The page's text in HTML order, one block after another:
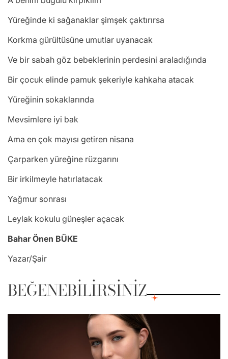
Yüreğinde ki sağanaklar şimşek çaktırırsa
Korkma gürültüsüne umutlar uyanacak
Ve bir sabah göz bebeklerinin perdesini araladığında
Bir çocuk elinde pamuk şekeriyle kahkaha atacak
Yüreğinin sokaklarında
Mevsimlere iyi bak
Ama en çok mayısı getiren nisana
Çarparken yüreğine rüzgarını
Bir irkilmeyle hatırlatacak
Yağmur sonrası
Leylak kokulu güneşler açacak
Bahar Önen BÜKE
Yazar/Şair
BEĞENEBILIRSINIZ